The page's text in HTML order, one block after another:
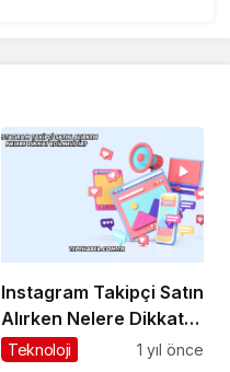
Instagram Takipçi Satın
Alırken Nelere Dikkat
Edilmelidir?
Teknoloji 1 yıl önce